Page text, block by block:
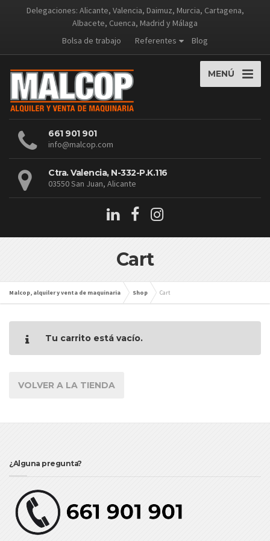
Delegaciones: Alicante, Valencia, Daimuz, Murcia, Cartagena,
Albacete, Cuenca, Madrid y Málaga
Bolsa de trabajo
Referentes Blog
MENÚ
661 901 901
info@malcop.com
Ctra. Valencia, N-332-P.K.116
03550 San Juan, Alicante
Cart
Malcop, alquiler y venta de maquinaria Shop Cart
Tu carrito está vacío.
VOLVER A LA TIENDA
¿Alguna pregunta?